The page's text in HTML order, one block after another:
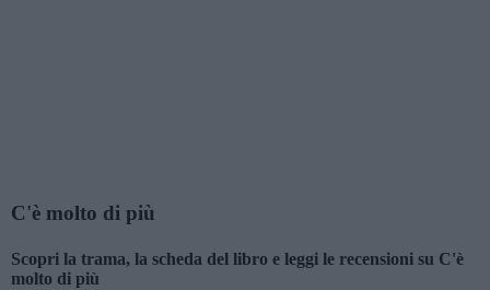
C'è molto di più
Scopri la trama, la scheda del libro e leggi le recensioni su C'è
molto di più